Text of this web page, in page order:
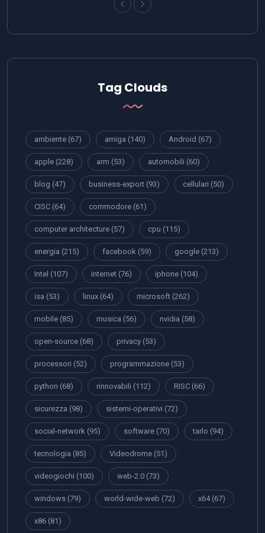
Tag Clouds
ambiente (67) amiga (140) Android (67)
apple (228) arm (53) automobili (60)
blog (47) business-export (93) cellulari (50)
CISC (64) commodore (61)
computer architecture (57) cpu (115)
energia (215) facebook (59) google (213)
Intel (107) internet (76) iphone (104)
isa (53) linux (64) microsoft (262)
mobile (85) musica (56) nvidia (58)
open-source (68) privacy (53)
processori (52) programmazione (53)
python (68) rinnovabili (112) RISC (66)
sicurezza (98) sistemi-operativi (72)
social-network (95) software (70) tarlo (94)
tecnologia (85) Videodrome (51)
videogiochi (100) web-2.0 (73)
windows (79) world-wide-web (72) x64(67)
x86 (81)